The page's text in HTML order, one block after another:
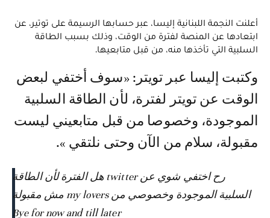
أعلنت النجمة اللبنانية إليسا، عبر حسابها الرسيمة على توتير، عن
ابتعادها عن المنصة لفترة من الوقت، وذلك بسبب الطاقة
السلبية التي تأخذها منه، من قبل متابعيها.
وكتبت إليسا عبر تويتر: «سوف أختفي لبعض
الوقت عن تويتر لفترة، لأن الطاقة السلبية
الموجودة، وخصوصا من قبل متابعيني ليست
مقبولة، سلام من الآن وحتى نلتقي ».
رح اختفي شوي عن twitter هل الفترة لأن الطاقة
السلبية الموجودة وخصوصي من my lovers مش مقبولة
Bye for now and till later